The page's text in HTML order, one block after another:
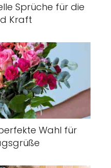
Sprüche für die
Kraft
Wahl für